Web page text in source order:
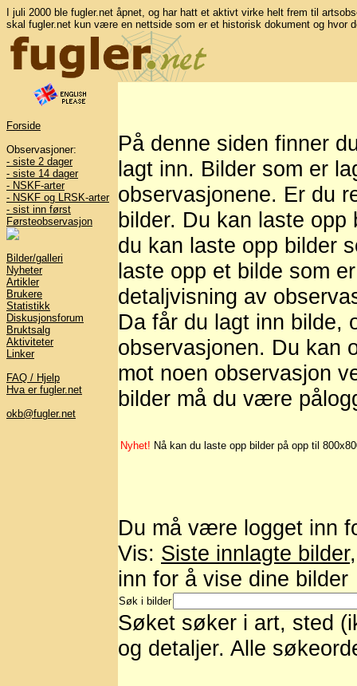
I juli 2000 ble fugler.net åpnet, og har hatt et aktivt virke helt frem til
skal fugler.net kun være en nettside som er et historisk dokument og hvor
Forside
Observasjoner:
- siste 2 dager
- siste 14 dager
- NSKF-arter
- NSKF og LRSK-arter
- sist inn først
Førsteobservasjon
Bilder/galleri
Nyheter
Artikler
Brukere
Statistikk
Diskusjonsforum
Bruktsalg
Aktiviteter
Linker
FAQ / Hjelp
Hva er fugler.net
okb@fugler.net
På denne siden finner
lagt inn. Bilder som er
observasjonene. Er du
bilder. Du kan laste
du kan laste opp bilder
laste opp et bilde som
detaljvisning av
Da får du lagt inn bilde,
observasjonen. Du kan
mot noen observasjon
bilder må du være
Nyhet! Nå kan du laste opp bilder på opp til
Du må være logget inn
Vis: Siste innlagte bilder
inn for å vise dine bilder
Søk i bilder
Søket søker i art, sted
og detaljer. Alle